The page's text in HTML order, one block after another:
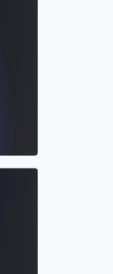
y claridad
Palabras